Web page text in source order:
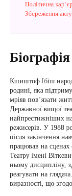
Політична
Збереження
Біографія
Кшиштоф Ібіш
родині, яка
мріяв пов’язати
Державної вищої
найпрестижніших
режисерів. У 1988
після закінчення
працював на сценах
Театру імені
ньому дисципліну,
реагувати на
виразності, що